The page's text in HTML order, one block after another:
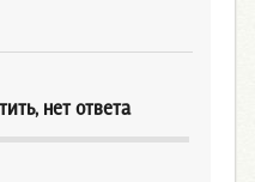
нет ответа